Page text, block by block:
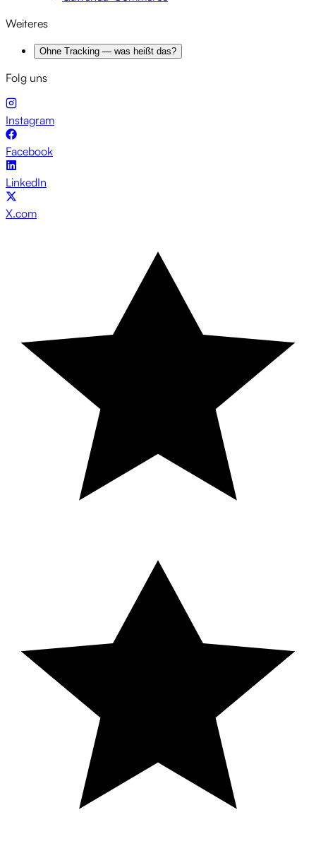
Weiteres
Ohne Tracking — was heißt das?
Folg uns
Instagram
Facebook
LinkedIn
X.com